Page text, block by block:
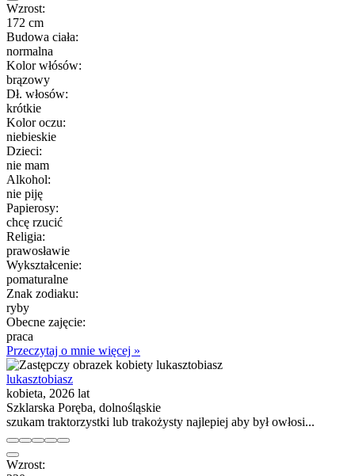
Wzrost:
172 cm
Budowa ciała:
normalna
Kolor włósów:
brązowy
Dł. włosów:
krótkie
Kolor oczu:
niebieskie
Dzieci:
nie mam
Alkohol:
nie piję
Papierosy:
chcę rzucić
Religia:
prawosławie
Wykształcenie:
pomaturalne
Znak zodiaku:
ryby
Obecne zajęcie:
praca
Przeczytaj o mnie więcej »
lukasztobiasz
kobieta, 2026 lat
Szklarska Poręba, dolnośląskie
szukam traktorzystki lub trakożysty najlepiej aby był owłosi...
Wzrost: